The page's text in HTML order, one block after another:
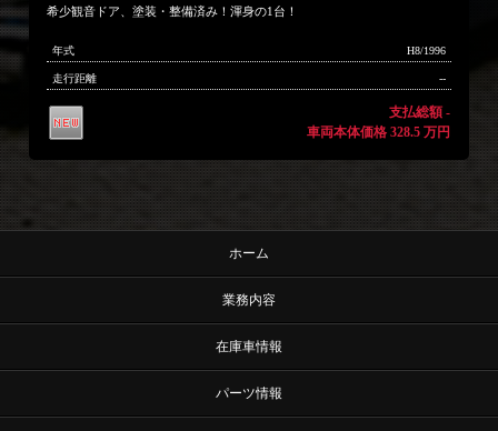
希少観音ドア、塗装・整備済み！渾身の1台！
年式 H8/1996
走行距離 --
支払総額 -
車両本体価格 328.5 万円
ホーム
業務内容
在庫車情報
パーツ情報